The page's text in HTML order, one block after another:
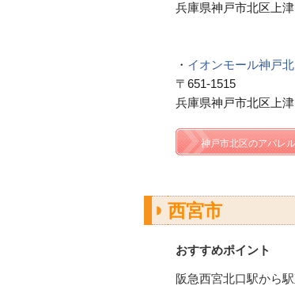
兵庫県神戸市北区上
・ イオンモール神戸北
〒651-1515
兵庫県神戸市北区上
神戸市北区のアパレ
西宮市
おすすめポイント
阪急西宮北口駅から